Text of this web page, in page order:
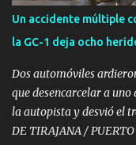
Esperanza Ante la
Centro Coordinador de
movilizó de inmediato
incluyó el helicóptero
Canario (SUC) junto a...
Un accidente múltiple
la GC-1 deja ocho
Dos automóviles
que desencarcelar a
la autopista y desvió el
DE TIRAJANA /